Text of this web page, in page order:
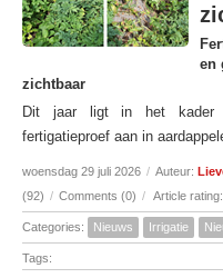
en
zichtbaar
Dit jaar ligt in het kader
fertigatieproef aan in
woensdag 29 juli 2026 / Auteur:
(92) / Comments (0) / Article
Categories: Nieuws Irrigatie
Tags: